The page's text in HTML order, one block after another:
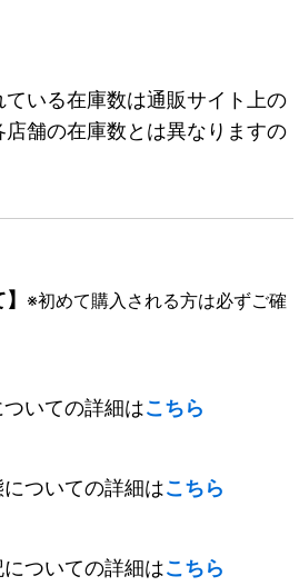
いる在庫数は通販サイト上の
舗の在庫数とは異なりますの
※初めて購入される方は必ずご確
いての詳細はこちら
ついての詳細はこちら
ついての詳細はこちら